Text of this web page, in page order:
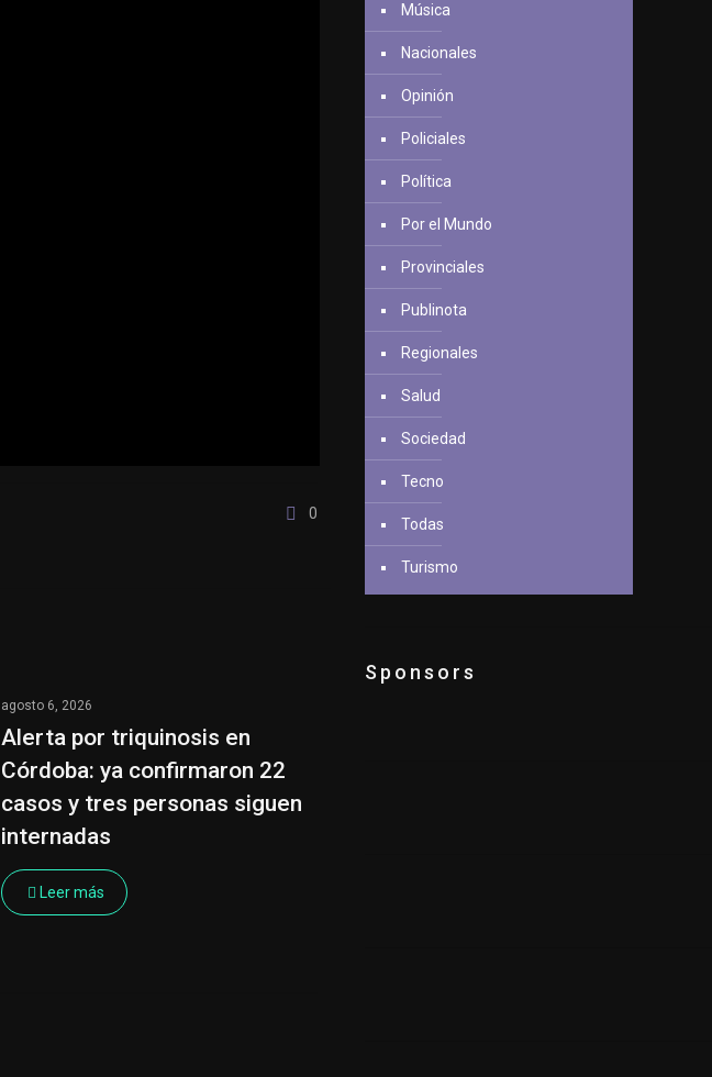
0
agosto 6, 2026
Alerta por triquinosis en
Córdoba: ya confirmaron 22
casos y tres personas siguen
internadas
Leer más
Música
Nacionales
Opinión
Policiales
Política
Por el Mundo
Provinciales
Publinota
Regionales
Salud
Sociedad
Tecno
Todas
Turismo
Sponsors